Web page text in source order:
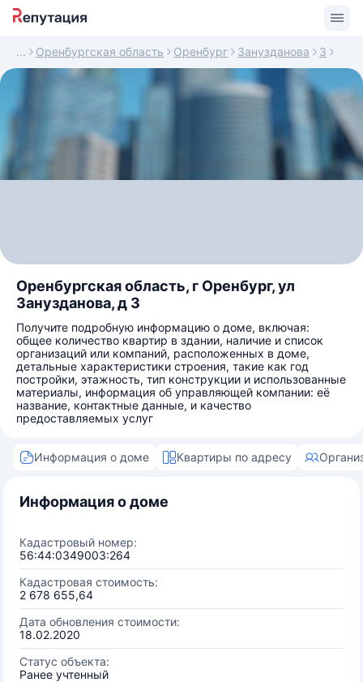
Оренбургская область Оренбург Занузданова 3
Оренбургская область, г Оренбург, ул
Занузданова, д 3
Получите подробную информацию о доме, включая:
общее количество квартир в здании, наличие и список
организаций или компаний, расположенных в доме,
детальные характеристики строения, такие как год
постройки, этажность, тип конструкции и использованные
материалы, информация об управляющей компании: её
название, контактные данные, и качество
предоставляемых услуг
Информация о доме Квартиры по адресу
Информация о доме
Кадастровый номер:
56:44:0349003:264
Кадастровая стоимость:
2 678 655,64
Дата обновления стоимости:
18.02.2020
Статус объекта:
Ранее учтенный